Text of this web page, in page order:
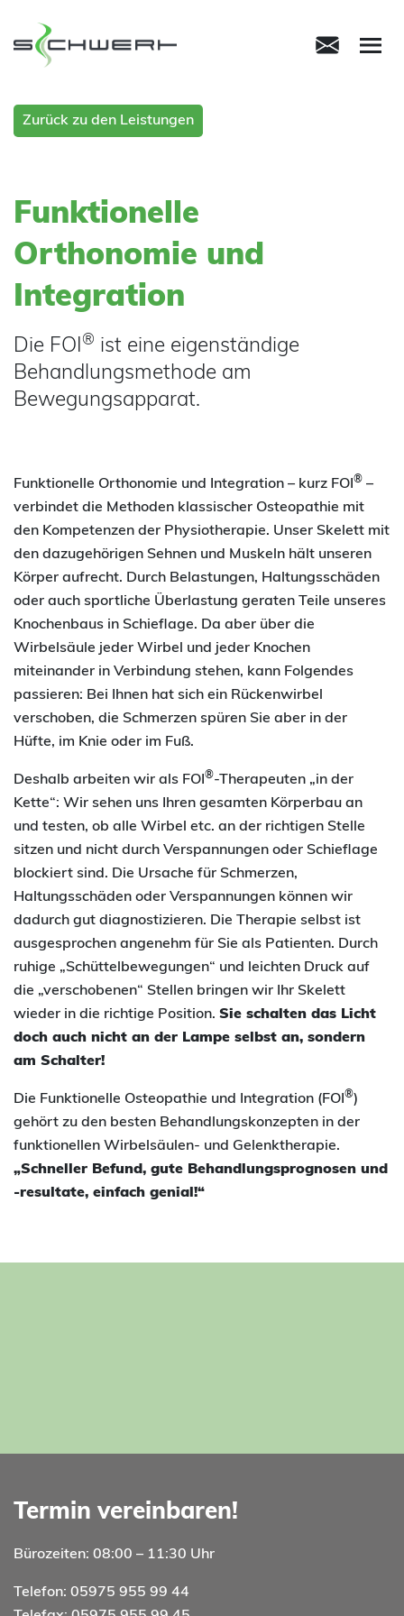
Zurück zu den Leistungen
Funktionelle
Orthonomie und
Integration
Die FOI® ist eine eigenständige
Behandlungsmethode am
Bewegungsapparat.
Funktionelle Orthonomie und Integration – kurz FOI ® –
verbindet die Methoden klassischer Osteopathie mit
den Kompetenzen der Physiotherapie. Unser Skelett mit
den dazugehörigen Sehnen und Muskeln hält unseren
Körper aufrecht. Durch Belastungen, Haltungsschäden
oder auch sportliche Überlastung geraten Teile unseres
Knochenbaus in Schieflage. Da aber über die
Wirbelsäule jeder Wirbel und jeder Knochen
miteinander in Verbindung stehen, kann Folgendes
passieren: Bei Ihnen hat sich ein Rückenwirbel
verschoben, die Schmerzen spüren Sie aber in der
Hüfte, im Knie oder im Fuß.
Deshalb arbeiten wir als FOI ®-Therapeuten „in der
Kette“: Wir sehen uns Ihren gesamten Körperbau an
und testen, ob alle Wirbel etc. an der richtigen Stelle
sitzen und nicht durch Verspannungen oder Schieflage
blockiert sind. Die Ursache für Schmerzen,
Haltungsschäden oder Verspannungen können wir
dadurch gut diagnostizieren. Die Therapie selbst ist
ausgesprochen angenehm für Sie als Patienten. Durch
ruhige „Schüttelbewegungen“ und leichten Druck auf
die „verschobenen“ Stellen bringen wir Ihr Skelett
wieder in die richtige Position. Sie schalten das Licht
doch auch nicht an der Lampe selbst an, sondern
am Schalter!
Die Funktionelle Osteopathie und Integration (FOI ®)
gehört zu den besten Behandlungskonzepten in der
funktionellen Wirbelsäulen- und Gelenktherapie.
„Schneller Befund, gute Behandlungsprognosen und
-resultate, einfach genial!“
Termin vereinbaren!
Bürozeiten: 08:00 – 11:30 Uhr
Telefon: 05975 955 99 44